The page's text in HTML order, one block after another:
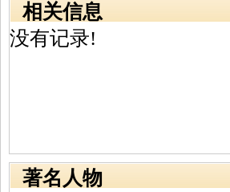
相关信息
没有记录!
著名人物